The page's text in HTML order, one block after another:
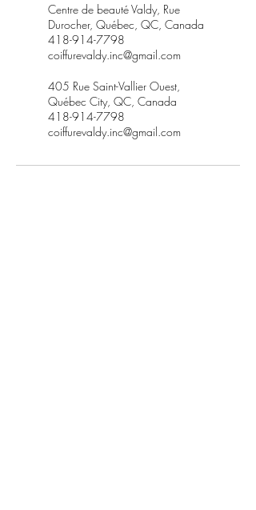
Centre de beauté Valdy, Rue
Durocher, Québec, QC, Canada
418-914-7798
coiffurevaldy.inc@gmail.com
405 Rue Saint-Vallier Ouest,
Québec City, QC, Canada
418-914-7798
coiffurevaldy.inc@gmail.com